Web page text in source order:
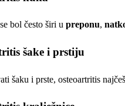
bol često širi u preponu,
šake i prstiju
šaku i prste, osteoartritis